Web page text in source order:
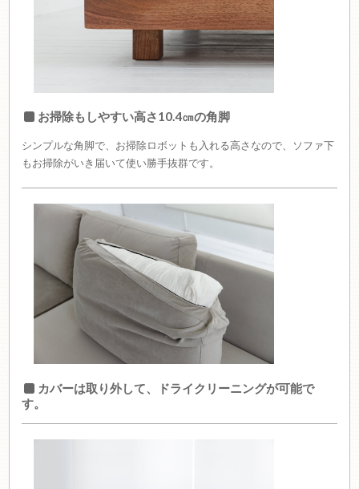
お掃除もしやすい高さ10.4㎝の角脚
シンプルな角脚で、お掃除ロボットも入れる高さなので、ソファ下
もお掃除がいき届いて使い勝手抜群です。
カバーは取り外して、ドライクリーニングが可能で
す。